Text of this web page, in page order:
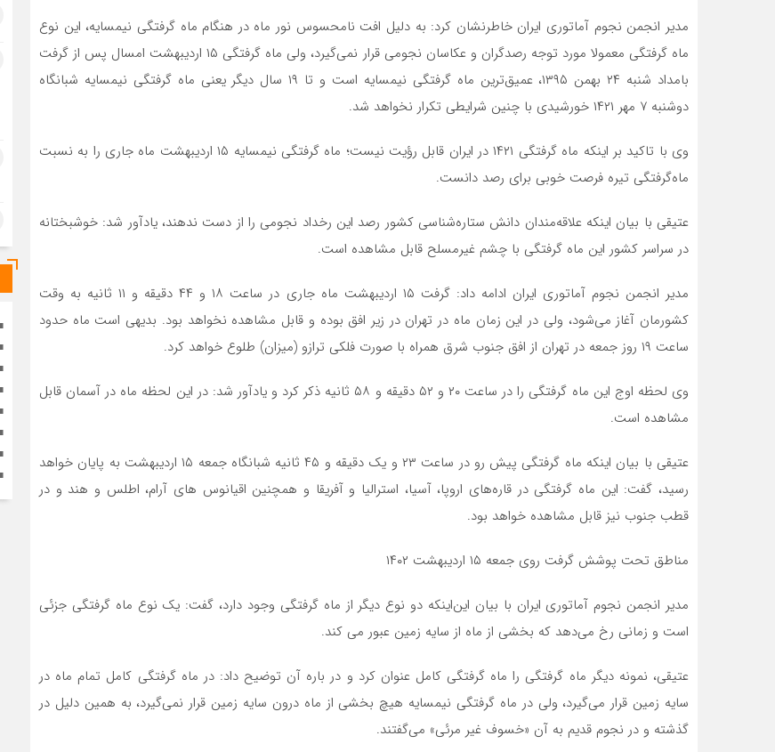
مدیر انجمن نجوم آماتوری ایران خاطرنشان کرد: به دلیل افت نامحسوس نور ماه در هنگام ماه گرفتگی نیمسایه، این نوع
ماه گرفتگی معمولا مورد توجه رصدگران و عکاسان نجومی قرار نمی‌گیرد، ولی ماه گرفتگی ۱۵ اردیبهشت امسال پس از گرفت
بامداد شنبه ۲۴ بهمن ۱۳۹۵، عمیق‌ترین ماه گرفتگی نیمسایه است و تا ۱۹ سال دیگر یعنی ماه گرفتگی نیمسایه شبانگاه
دوشنبه ۷ مهر ۱۴۲۱ خورشیدی با چنین شرایطی تکرار نخواهد شد.
وی با تاکید بر اینکه ماه گرفتگی ۱۴۲۱ در ایران قابل رؤیت نیست؛ ماه گرفتگی نیمسایه ۱۵ اردیبهشت ماه جاری را به نسبت
ماه‌گرفتگی تیره فرصت خوبی برای رصد دانست.
عتیقی با بیان اینکه علاقه‌مندان دانش ستاره‌شناسی کشور رصد این رخداد نجومی را از دست ندهند، یادآور شد: خوشبختانه
در سراسر کشور این ماه گرفتگی با چشم غیرمسلح قابل مشاهده است.
مدیر انجمن نجوم آماتوری ایران ادامه داد: گرفت ۱۵ اردیبهشت ماه جاری در ساعت ۱۸ و ۴۴ دقیقه و ۱۱ ثانیه به وقت
کشورمان آغاز می‌شود، ولی در این زمان ماه در تهران در زیر افق بوده‌ و قابل مشاهده نخواهد بود. بدیهی است ماه حدود
ساعت ۱۹ روز جمعه در تهران از افق جنوب شرق همراه با صورت فلکی ترازو (میزان) طلوع خواهد کرد.
وی لحظه اوج این ماه گرفتگی را در ساعت ۲۰ و ۵۲ دقیقه و ۵۸ ثانیه ذکر کرد و یادآور شد: در این لحظه ماه در آسمان قابل
مشاهده است.
عتیقی با بیان اینکه ماه گرفتگی پیش رو در ساعت ۲۳ و یک دقیقه و ۴۵ ثانیه شبانگاه جمعه ۱۵ اردیبهشت به پایان خواهد
رسید، گفت: این ماه گرفتگی در قاره‌های اروپا، آسیا، استرالیا و آفریقا و همچنین اقیانوس های آرام، اطلس و هند و در
قطب جنوب نیز قابل مشاهده خواهد بود.
مناطق تحت پوشش گرفت روی جمعه ۱۵ اردیبهشت ۱۴۰۲
مدیر انجمن نجوم آماتوری ایران با بیان این‌اینکه دو نوع دیگر از ماه گرفتگی وجود دارد، گفت: یک نوع ماه گرفتگی جزئی
است و زمانی رخ می‌دهد که بخشی از ماه از سایه زمین عبور می کند.
عتیقی، نمونه دیگر ماه گرفتگی را ماه گرفتگی کامل عنوان کرد و در باره آن توضیح داد: در ماه گرفتگی کامل تمام ماه در
سایه زمین قرار می‌گیرد، ولی در ماه گرفتگی نیمسایه هیچ بخشی از ماه درون سایه زمین قرار نمی‌گیرد، به همین دلیل در
گذشته و در نجوم قدیم به آن «خسوف غیر مرئی» می‌گفتند.